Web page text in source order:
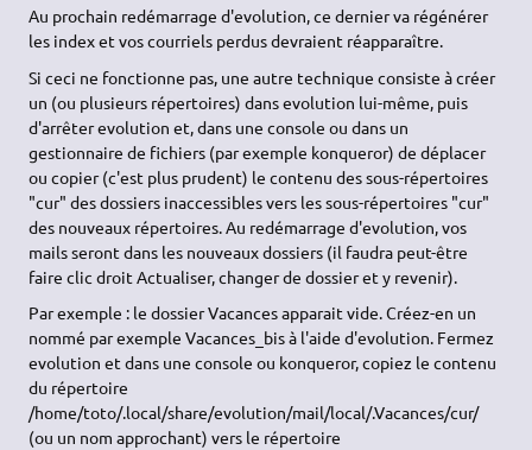
Au prochain redémarrage d'evolution, ce dernier va régénérer
les index et vos courriels perdus devraient réapparaître.
Si ceci ne fonctionne pas, une autre technique consiste à créer
un (ou plusieurs répertoires) dans evolution lui-même, puis
d'arrêter evolution et, dans une console ou dans un
gestionnaire de fichiers (par exemple konqueror) de déplacer
ou copier (c'est plus prudent) le contenu des sous-répertoires
"cur" des dossiers inaccessibles vers les sous-répertoires "cur"
des nouveaux répertoires. Au redémarrage d'evolution, vos
mails seront dans les nouveaux dossiers (il faudra peut-être
faire clic droit Actualiser, changer de dossier et y revenir).
Par exemple : le dossier Vacances apparait vide. Créez-en un
nommé par exemple Vacances_bis à l'aide d'evolution. Fermez
evolution et dans une console ou konqueror, copiez le contenu
du répertoire
/home/toto/.local/share/evolution/mail/local/.Vacances/cur/
(ou un nom approchant) vers le répertoire